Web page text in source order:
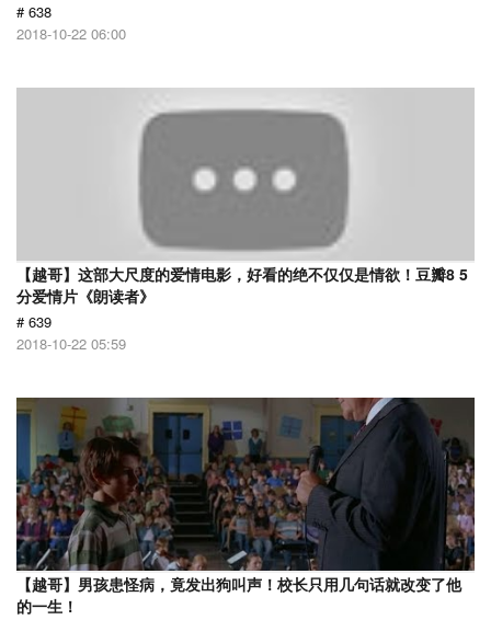
# 638
2018-10-22 06:00
【越哥】这部大尺度的爱情电影，好看的绝不仅仅是情欲！豆瓣8 5
分爱情片《朗读者》
# 639
2018-10-22 05:59
【越哥】男孩患怪病，竟发出狗叫声！校长只用几句话就改变了他
的一生！